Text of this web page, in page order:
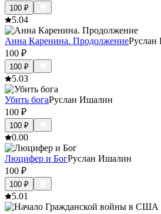
100 ₽
5.04
Анна Каренина. Продолжение
100 ₽
100 ₽
5.03
Убить богаРуслан Ишалин
100 ₽
100 ₽
0.00
Люцифер и БогРуслан Ишалин
100 ₽
100 ₽
5.01